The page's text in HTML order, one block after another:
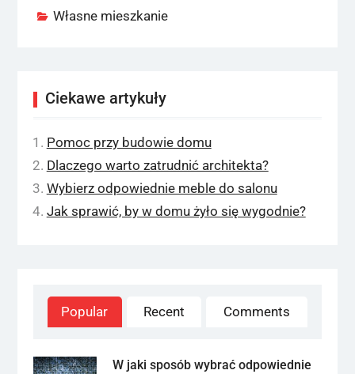
Własne mieszkanie
Ciekawe artykuły
Pomoc przy budowie domu
Dlaczego warto zatrudnić architekta?
Wybierz odpowiednie meble do salonu
Jak sprawić, by w domu żyło się wygodnie?
Popular Recent Comments
W jaki sposób wybrać odpowiednie